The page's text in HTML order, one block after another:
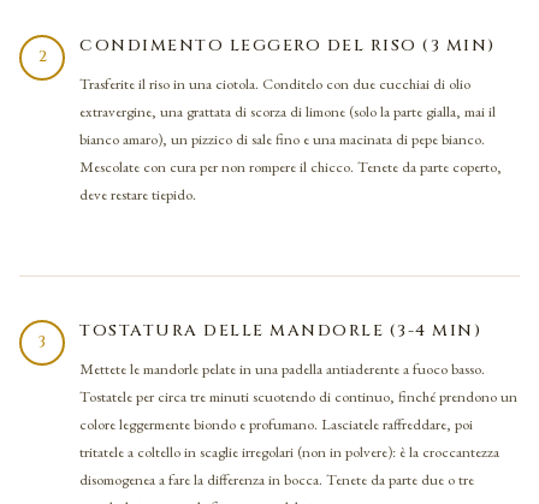
2
CONDIMENTO LEGGERO DEL RISO (3 MIN)
Trasferite il riso in una ciotola. Conditelo con due cucchiai di olio
extravergine, una grattata di scorza di limone (solo la parte gialla, mai il
bianco amaro), un pizzico di sale fino e una macinata di pepe bianco.
Mescolate con cura per non rompere il chicco. Tenete da parte coperto,
deve restare tiepido.
3
TOSTATURA DELLE MANDORLE (3-4 MIN)
Mettete le mandorle pelate in una padella antiaderente a fuoco basso.
Tostatele per circa tre minuti scuotendo di continuo, finché prendono un
colore leggermente biondo e profumano. Lasciatele raffreddare, poi
tritatele a coltello in scaglie irregolari (non in polvere): è la croccantezza
disomogenea a fare la differenza in bocca. Tenete da parte due o tre